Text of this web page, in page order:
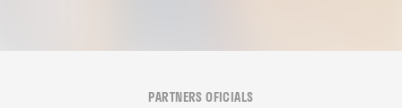
PARTNERS OFICIALS